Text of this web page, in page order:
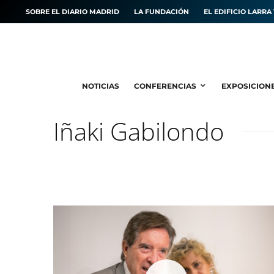
SOBRE EL DIARIO MADRID LA FUNDACIÓN EL EDIFICIO LARRA
NOTICIAS CONFERENCIAS
Iñaki Gabilondo